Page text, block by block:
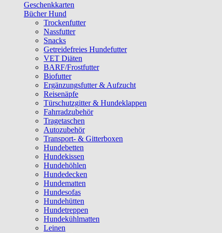
Geschenkkarten
Bücher Hund
Trockenfutter
Nassfutter
Snacks
Getreidefreies Hundefutter
VET Diäten
BARF/Frostfutter
Biofutter
Ergänzungsfutter & Aufzucht
Reisenäpfe
Türschutzgitter & Hundeklappen
Fahrradzubehör
Tragetaschen
Autozubehör
Transport- & Gitterboxen
Hundebetten
Hundekissen
Hundehöhlen
Hundedecken
Hundematten
Hundesofas
Hundehütten
Hundetreppen
Hundekühlmatten
Leinen